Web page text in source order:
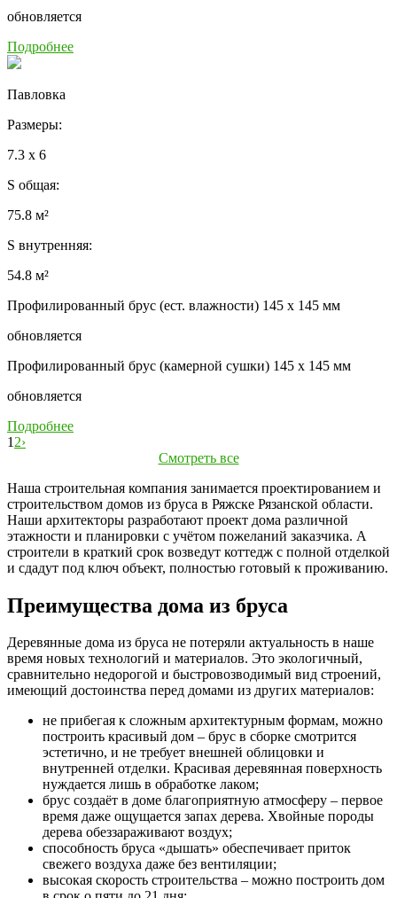
обновляется
Подробнее
Павловка
Размеры:
7.3 x 6
S общая:
75.8 м²
S внутренняя:
54.8 м²
Профилированный брус (ест. влажности) 145 x 145 мм
обновляется
Профилированный брус (камерной сушки) 145 x 145 мм
обновляется
Подробнее
1 2›
Смотреть все
Наша строительная компания занимается проектированием и
строительством домов из бруса в Ряжске Рязанской области.
Наши архитекторы разработают проект дома различной
этажности и планировки с учётом пожеланий заказчика. А
строители в краткий срок возведут коттедж с полной отделкой
и сдадут под ключ объект, полностью готовый к проживанию.
Преимущества дома из бруса
Деревянные дома из бруса не потеряли актуальность в наше
время новых технологий и материалов. Это экологичный,
сравнительно недорогой и быстровозводимый вид строений,
имеющий достоинства перед домами из других материалов:
не прибегая к сложным архитектурным формам, можно
построить красивый дом – брус в сборке смотрится
эстетично, и не требует внешней облицовки и
внутренней отделки. Красивая деревянная поверхность
нуждается лишь в обработке лаком;
брус создаёт в доме благоприятную атмосферу – первое
время даже ощущается запах дерева. Хвойные породы
дерева обеззараживают воздух;
способность бруса «дышать» обеспечивает приток
свежего воздуха даже без вентиляции;
высокая скорость строительства – можно построить дом